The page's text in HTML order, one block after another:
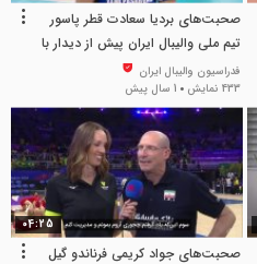
صحبت‌های بردیا سعادت قطر پاسور
تیم ملی والیبال ایران پیش از دیدار با
برزیل
فدراسیون والیبال ایران
433 نمایش
1 سال پیش
04:25
صحبت‌های جواد کریمی فرناندو گیل